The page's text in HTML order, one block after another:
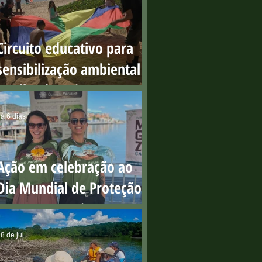
educativo para
ambiental
Ilha do Boi
em celebração ao
Mundial de Proteção
Manguezais
6 dias
de jul.